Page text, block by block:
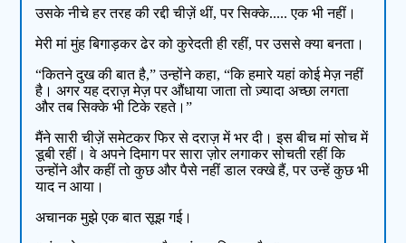
उसके नीचे हर तरह की रद्दी चीज़ें थीं, पर सिक्के..... एक भी नहीं।
मेरी मां मुंह बिगाड़कर ढेर को कुरेदती ही रहीं, पर उससे क्या बनता।
“कितने दुख की बात है,” उन्होंने कहा, “कि हमारे यहां कोई मेज़ नहीं
है। अगर यह दराज़ मेज़ पर औंधाया जाता तो ज़्यादा अच्छा लगता
और तब सिक्के भी टिके रहते।”
मैंने सारी चीज़ें समेटकर फिर से दराज़ में भर दी। इस बीच मां सोच में
डूबी रहीं। वे अपने दिमाग पर सारा ज़ोर लगाकर सोचती रहीं कि
उन्होंने और कहीं तो कुछ और पैसे नहीं डाल रक्खे हैं, पर उन्हें कुछ भी
याद न आया।
अचानक मुझे एक बात सूझ गई।